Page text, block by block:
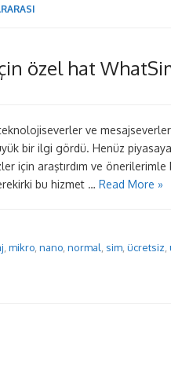
özel hat
ve
bir ilgi gördü. Henüz
için araştırdım ve
bu hizmet … Read More »
, mikro, nano, normal, sim, ücretsiz,